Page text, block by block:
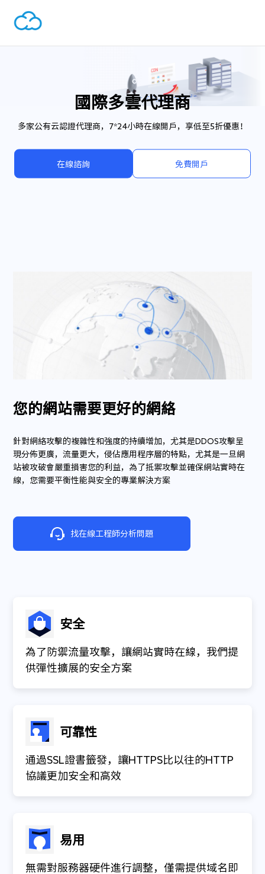
國際多雲代理商
多家公有云認證代理商，7*24小時在線開戶，享低至5折優惠！
在線諮詢 免費開戶
您的網站需要更好的網絡
針對網絡攻擊的複雜性和強度的持續增加，尤其是DDOS攻擊呈
現分佈更廣，流量更大，侵佔應用程序層的特點，尤其是一旦網
站被攻破會嚴重損害您的利益，為了抵禦攻擊並確保網站實時在
線，您需要平衡性能與安全的專業解決方案
找在線工程師分析問題
安全
為了防禦流量攻擊，讓網站實時在線，我們提
供彈性擴展的安全方案
可靠性
通過SSL證書籤發，讓HTTPS比以往的HTTP
協議更加安全和高效
易用
無需對服務器硬件進行調整，僅需提供域名即